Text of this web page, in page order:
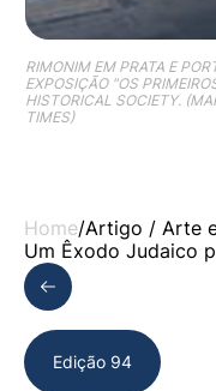
RIMONIM EM PRATA E
EXPOSIÇÃO "OS
HISTORICAL SOCIETY.
TIMES)
Home/Artigo / Arte
Um Êxodo Judaico
Edição 94